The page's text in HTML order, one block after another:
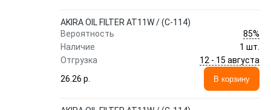
AKIRA OIL FILTER AT11W / (C-114)
Вероятность
85%
Наличие
1 шт.
Отгрузка
12 - 15 августа
26.26 p.
В корзину